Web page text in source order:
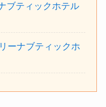
ブティックホテル
ーナブティックホ